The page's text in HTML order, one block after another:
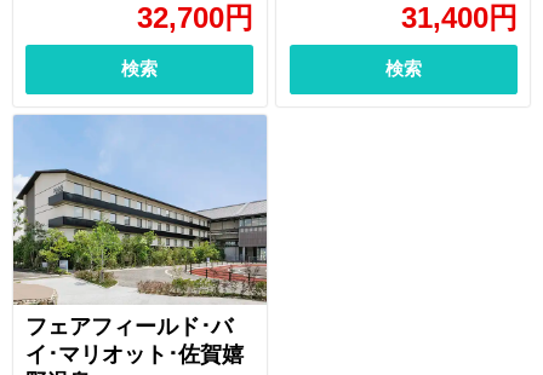
32,700円
検索
31,400円
検索
フェアフィールド･バ
イ･マリオット･佐賀嬉